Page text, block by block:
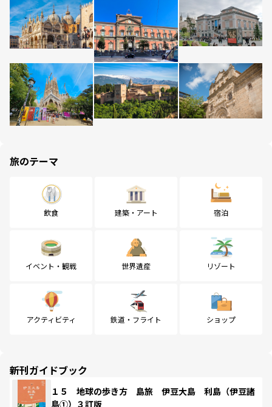
旅のテーマ
飲食 建築・アート 宿泊
イベント・観戦 世界遺産 リゾート
アクティビティ 鉄道・フライト ショップ
新刊ガイドブック
１５ 地球の歩き方 島旅 伊豆大島 利島（伊豆諸
島①）３訂版